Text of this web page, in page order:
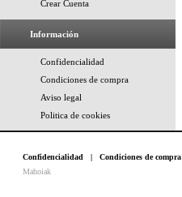
Crear Cuenta
Información
Confidencialidad
Condiciones de compra
Aviso legal
Politica de cookies
Confidencialidad | Condiciones de compra
Mahoiak